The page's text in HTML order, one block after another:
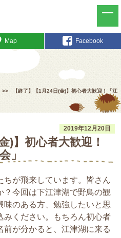
Map Facebook
>>
【終了】【1月24日(金)】初心者大歓迎！「江
2019年12月20日
)】初心者大歓迎！
」
が飛来しています。皆さん
？今回は下江津湖で野鳥の観
のある方、勉強したいと思
みください。もちろん初心者
が分かると、江津湖に来る